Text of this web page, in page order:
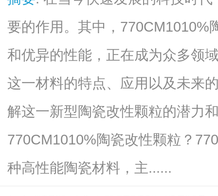
要的作用。其中，770CM1010%
和优异的性能，正在成为众多领
这一材料的特点、应用以及未来
解这一新型陶瓷改性颗粒的潜力
770CM1010%陶瓷改性颗粒？
种高性能陶瓷材料，主......